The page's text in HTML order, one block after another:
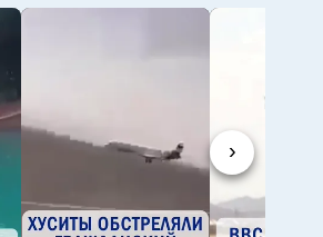
›